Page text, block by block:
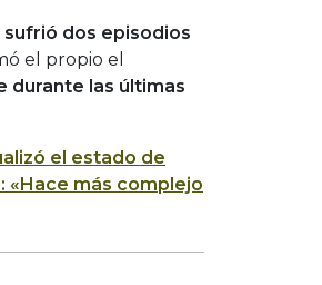
dos episodios
el propio el
durante las últimas
el estado de
«Hace más complejo